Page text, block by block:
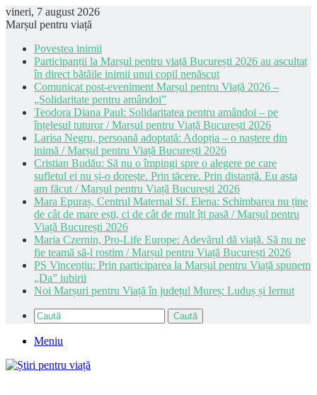
vineri, 7 august 2026
Marșul pentru viață
Povestea inimii
Participanții la Marșul pentru viață București 2026 au ascultat
în direct bătăile inimii unui copil nenăscut
Comunicat post-eveniment Marșul pentru Viață 2026 –
„Solidaritate pentru amândoi”
Teodora Diana Paul: Solidaritatea pentru amândoi – pe
înțelesul tuturor / Marșul pentru Viață București 2026
Larisa Negru, persoană adoptată: Adopția – o naștere din
inimă / Marșul pentru Viață București 2026
Cristian Budău: Să nu o împingi spre o alegere pe care
sufletul ei nu și-o dorește. Prin tăcere. Prin distanță. Eu asta
am făcut / Marșul pentru Viață București 2026
Mara Epuraș, Centrul Maternal Sf. Elena: Schimbarea nu ține
de cât de mare ești, ci de cât de mult îți pasă / Marșul pentru
Viață București 2026
Maria Czernin, Pro-Life Europe: Adevărul dă viață. Să nu ne
fie teamă să-l rostim / Marșul pentru Viață București 2026
PS Vincențiu: Prin participarea la Marșul pentru Viață spunem
„Da” iubirii
Noi Marșuri pentru Viață în județul Mureș: Luduș și Iernut
Caută
Meniu